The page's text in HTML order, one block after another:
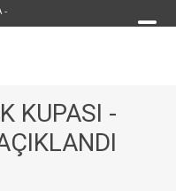
-
KUPASI -